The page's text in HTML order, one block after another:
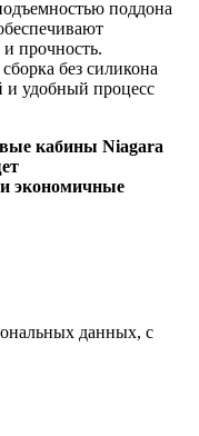
поддона
прочность.
без силикона
и удобный процесс
кабины Niagara
экономичные
данных, с